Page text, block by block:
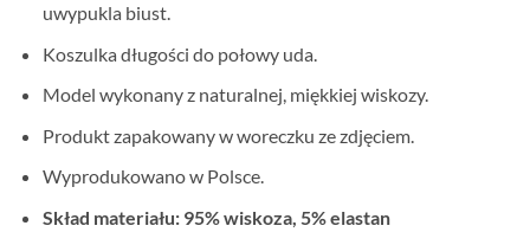
uwypukla biust.
Koszulka długości do połowy uda.
Model wykonany z naturalnej, miękkiej wiskozy.
Produkt zapakowany w woreczku ze zdjęciem.
Wyprodukowano w Polsce.
Skład materiału: 95% wiskoza, 5% elastan